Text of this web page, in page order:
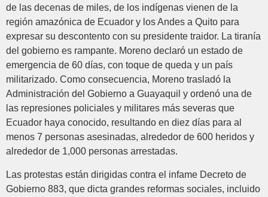
de las decenas de miles, de los indígenas vienen de la
región amazónica de Ecuador y los Andes a Quito para
expresar su descontento con su presidente traidor. La tiranía
del gobierno es rampante. Moreno declaró un estado de
emergencia de 60 días, con toque de queda y un país
militarizado. Como consecuencia, Moreno trasladó la
Administración del Gobierno a Guayaquil y ordenó una de
las represiones policiales y militares más severas que
Ecuador haya conocido, resultando en diez días para al
menos 7 personas asesinadas, alrededor de 600 heridos y
alrededor de 1,000 personas arrestadas.
Las protestas están dirigidas contra el infame Decreto de
Gobierno 883, que dicta grandes reformas sociales, incluido